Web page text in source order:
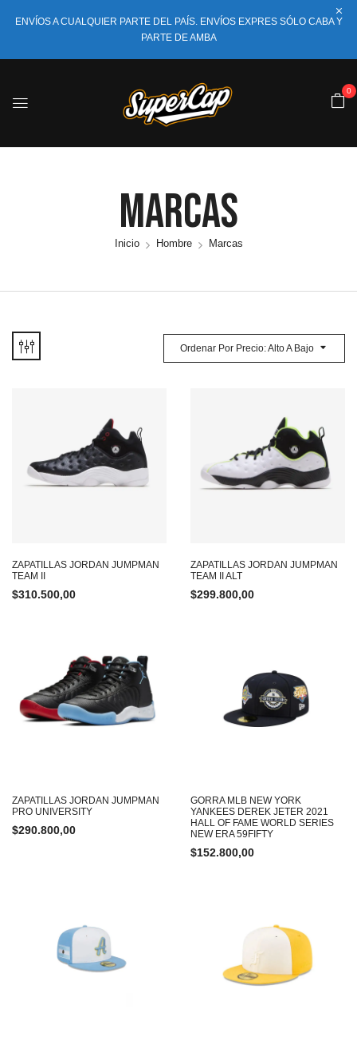
ENVÍOS A CUALQUIER PARTE DEL PAÍS. ENVÍOS EXPRES SÓLO CABA Y
PARTE DE AMBA
0
Marcas
Inicio Hombre Marcas
Ordenar Por Precio: Alto A Bajo
ZAPATILLAS JORDAN JUMPMAN
TEAM II
$310.500,00
ZAPATILLAS JORDAN JUMPMAN
TEAM II ALT
$299.800,00
ZAPATILLAS JORDAN JUMPMAN
PRO UNIVERSITY
$290.800,00
GORRA MLB NEW YORK
YANKEES DEREK JETER 2021
HALL OF FAME WORLD SERIES
NEW ERA 59FIFTY
$152.800,00